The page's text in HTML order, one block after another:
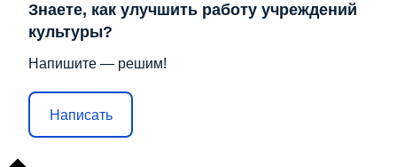
Знаете, как улучшить работу учреждений
культуры?
Напишите — решим!
Написать